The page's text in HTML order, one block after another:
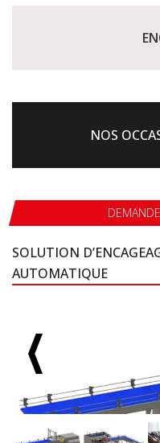
NOS
SOLUTION
AUTOMATIQUE